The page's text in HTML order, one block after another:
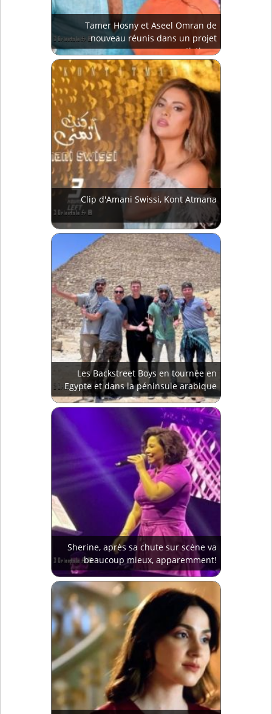
Tamer Hosny et Aseel Omran de
nouveau réunis dans un projet
artistique
Clip d'Amani Swissi, Kont Atmana
Les Backstreet Boys en tournée en
Egypte et dans la péninsule arabique
Sherine, après sa chute sur scène va
beaucoup mieux, apparemment!